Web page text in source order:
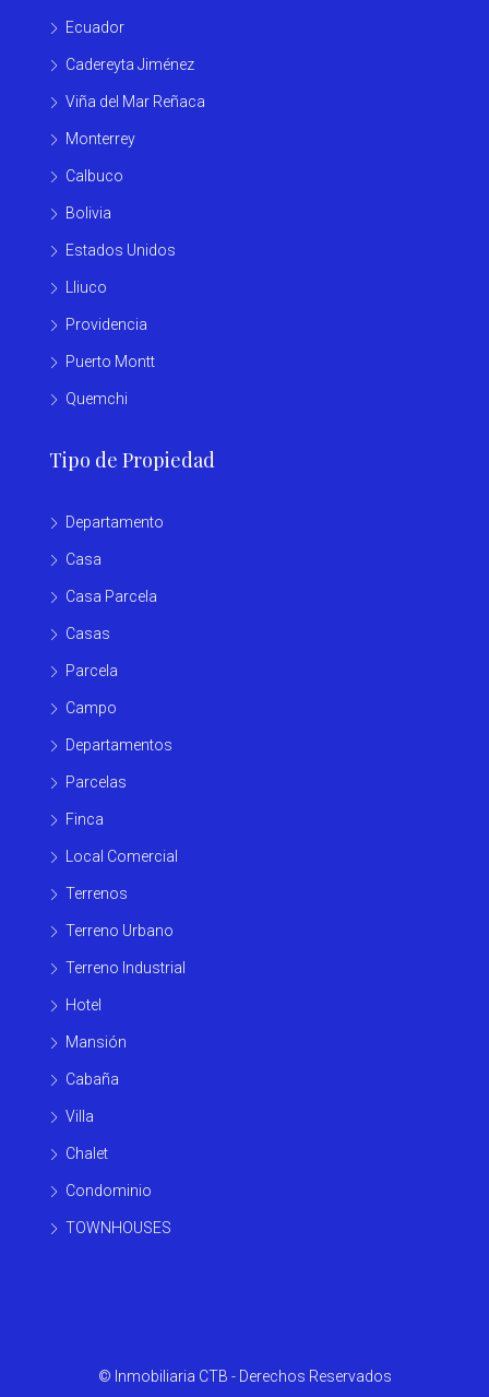
Ecuador
Cadereyta Jiménez
Viña del Mar Reñaca
Monterrey
Calbuco
Bolivia
Estados Unidos
Lliuco
Providencia
Puerto Montt
Quemchi
Tipo de Propiedad
Departamento
Casa
Casa Parcela
Casas
Parcela
Campo
Departamentos
Parcelas
Finca
Local Comercial
Terrenos
Terreno Urbano
Terreno Industrial
Hotel
Mansión
Cabaña
Villa
Chalet
Condominio
TOWNHOUSES
© Inmobiliaria CTB - Derechos Reservados